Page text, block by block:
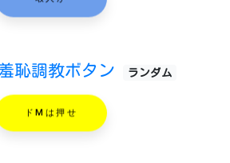
羞恥調教ボタン ランダム
ドMは押せ